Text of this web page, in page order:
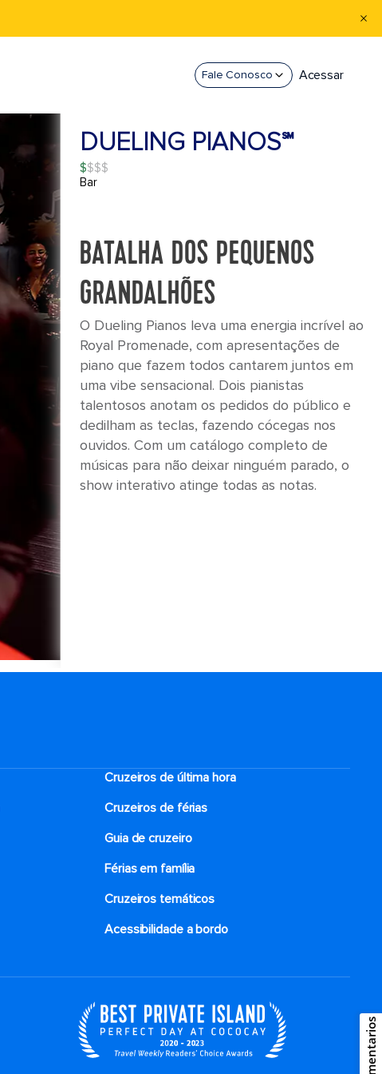
Fale Conosco Acessar
DUELING PIANOS℠
$
Bar
BATALHA DOS PEQUENOS
GRANDALHÕES
O Dueling Pianos leva uma energia incrível ao
Royal Promenade, com apresentações de
piano que fazem todos cantarem juntos em
uma vibe sensacional. Dois pianistas
talentosos anotam os pedidos do público e
dedilham as teclas, fazendo cócegas nos
ouvidos. Com um catálogo completo de
músicas para não deixar ninguém parado, o
show interativo atinge todas as notas.
Cruzeiros de última hora
Cruzeiros de férias
Guia de cruzeiro
Férias em família
Cruzeiros temáticos
Acessibilidade a bordo
Comentarios